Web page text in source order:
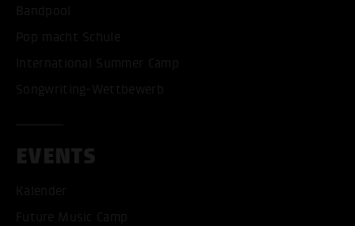
Bandpool
Pop macht Schule
International Summer Camp
Songwriting-Wettbewerb
EVENTS
Kalender
Future Music Camp